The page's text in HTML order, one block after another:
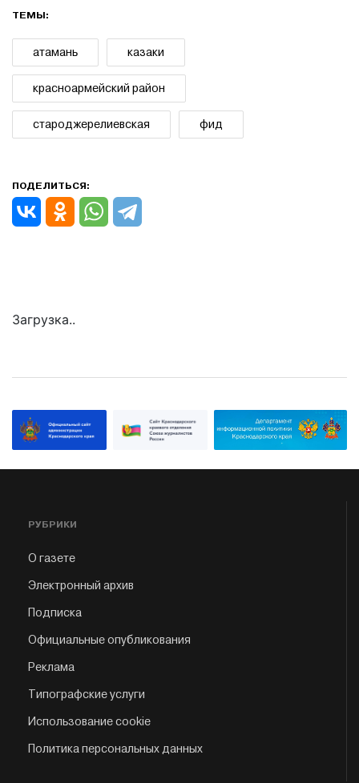
ТЕМЫ:
атамань казаки
красноармейский район
староджерелиевская фид
ПОДЕЛИТЬСЯ:
Загрузка..
РУБРИКИ
О газете
Электронный архив
Подписка
Официальные опубликования
Реклама
Типографские услуги
Использование cookie
Политика персональных данных